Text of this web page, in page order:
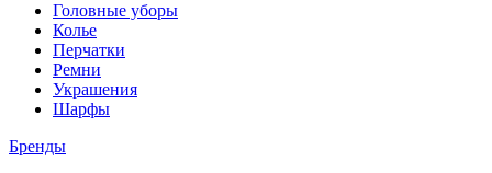
Головные уборы
Колье
Перчатки
Ремни
Украшения
Шарфы
Бренды